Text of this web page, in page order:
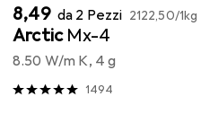
EUR
8,49 da 2 Pezzi EUR
2122,50/1kg
Arctic Mx-4
8.50 W/m K, 4 g
1494